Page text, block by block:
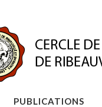
PUBLICATIONS